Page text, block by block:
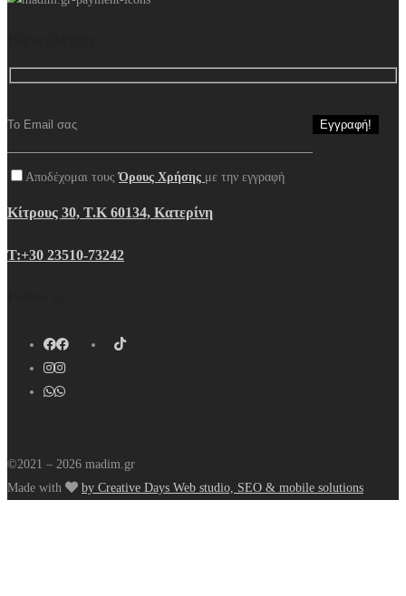
Αποδέχομαι τουςΌρους Χρήσης με την εγγραφή
Κίτρους 30, Τ.Κ 60134, Κατερίνη
Τ:+30 23510-73242
©2021 – 2026 madim.gr
Made with
by Creative Days Web studio, SEO & mobile solutions